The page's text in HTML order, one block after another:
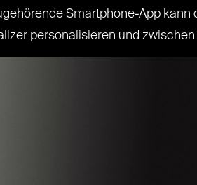
Smartphone-App kann
personalisieren und